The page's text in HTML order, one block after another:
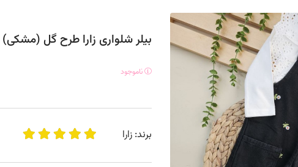
بیلر شلواری زارا طرح گل (مشکی)
ناموجود
برند: زارا